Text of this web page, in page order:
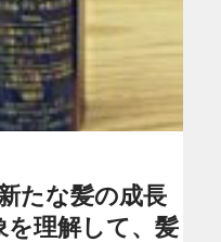
たな髪の成長
を理解して、髪